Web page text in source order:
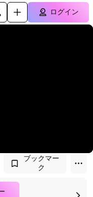
ログイン
ブックマー
ク